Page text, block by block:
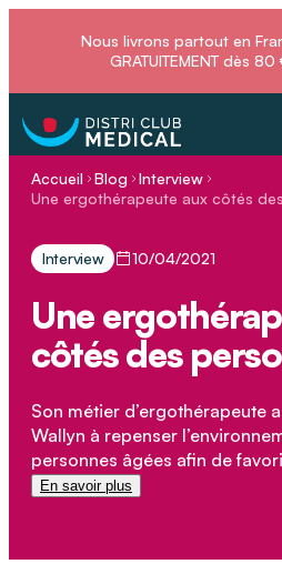
Nous livrons partout en
GRATUITEMENT dès
Accueil Blog
Interview
Une ergothérapeute aux côtés
Interview 10/04/2021
Une
côtés des
Son métier d’ergothérapeute
Wallyn à repenser
personnes âgées afin de
et leur autonomie.
En savoir plus